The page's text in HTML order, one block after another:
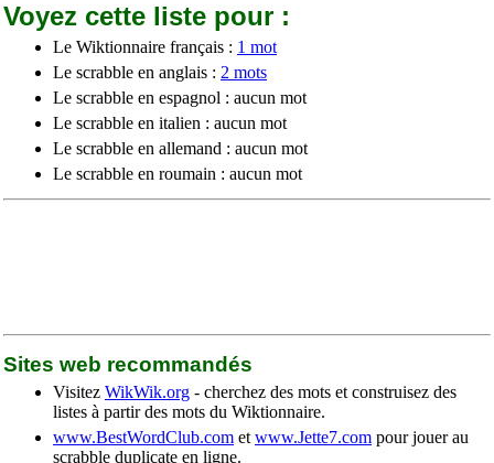
Voyez cette liste pour :
Le Wiktionnaire français : 1 mot
Le scrabble en anglais : 2 mots
Le scrabble en espagnol : aucun mot
Le scrabble en italien : aucun mot
Le scrabble en allemand : aucun mot
Le scrabble en roumain : aucun mot
Sites web recommandés
Visitez WikWik.org - cherchez des mots et construisez des
listes à partir des mots du Wiktionnaire.
www.BestWordClub.com et www.Jette7.com pour jouer au
scrabble duplicate en ligne.